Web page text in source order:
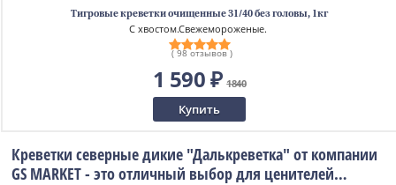
Тигровые креветки очищенные 31/40 без головы, 1кг
С хвостом.Свежемороженые.
( 98 отзывов )
1 590 ₽ 1840
Купить
Креветки северные дикие "Далькреветка" от компании
GS MARKET - это отличный выбор для ценителей